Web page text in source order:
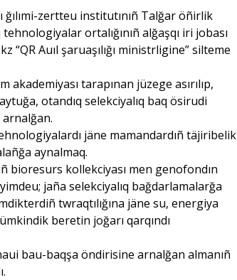
ğılımi-zertteu institutınıñ Talğar öñirlik
ortalığınıñ alğaşqı iri jobası
“QR Auıl şaruaşılığı ministrligine” silteme
akademiyası tarapınan jüzege asırılıp,
otandıq selekciyalıq baq ösirudi
jäne mamandardıñ täjiribelik
aynalmaq.
bioresurs kollekciyası men genofondın
jaña selekciyalıq bağdarlamalarğa
twraqtılığına jäne su, energiya
beretin joğarı qarqındı
bau-baqşa öndirisine arnalğan almanıñ